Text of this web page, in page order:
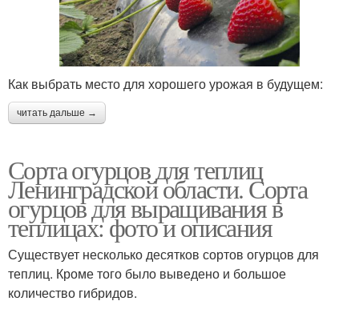
Как выбрать место для хорошего урожая в будущем:
читать дальше →
Сорта огурцов для теплиц
Ленинградской области. Сорта
огурцов для выращивания в
теплицах: фото и описания
Существует несколько десятков сортов огурцов для
теплиц. Кроме того было выведено и большое
количество гибридов.